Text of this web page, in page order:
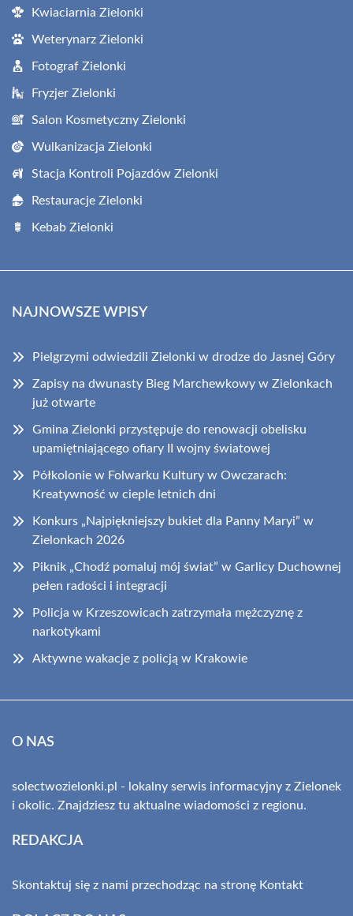
Kwiaciarnia Zielonki
Weterynarz Zielonki
Fotograf Zielonki
Fryzjer Zielonki
Salon Kosmetyczny Zielonki
Wulkanizacja Zielonki
Stacja Kontroli Pojazdów Zielonki
Restauracje Zielonki
Kebab Zielonki
NAJNOWSZE WPISY
Pielgrzymi odwiedzili Zielonki w drodze do Jasnej Góry
Zapisy na dwunasty Bieg Marchewkowy w Zielonkach
już otwarte
Gmina Zielonki przystępuje do renowacji obelisku
upamiętniającego ofiary II wojny światowej
Półkolonie w Folwarku Kultury w Owczarach:
Kreatywność w cieple letnich dni
Konkurs „Najpiękniejszy bukiet dla Panny Maryi” w
Zielonkach 2026
Piknik „Chodź pomaluj mój świat” w Garlicy Duchownej
pełen radości i integracji
Policja w Krzeszowicach zatrzymała mężczyznę z
narkotykami
Aktywne wakacje z policją w Krakowie
O NAS
solectwozielonki.pl - lokalny serwis informacyjny z Zielonek
i okolic. Znajdziesz tu aktualne wiadomości z regionu.
REDAKCJA
Skontaktuj się z nami przechodząc na stronę Kontakt